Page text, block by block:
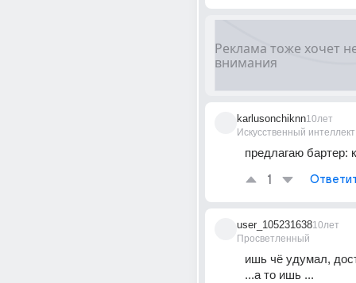
karlusonchiknn
Искусственный интеллект
10лет
предлагаю бартер:
1
user_105231638
Просветленный
10лет
ишь чё удумал,
...а то ишь ...